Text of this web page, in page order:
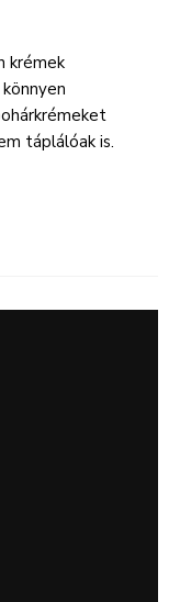
krémek
táplálóak is.